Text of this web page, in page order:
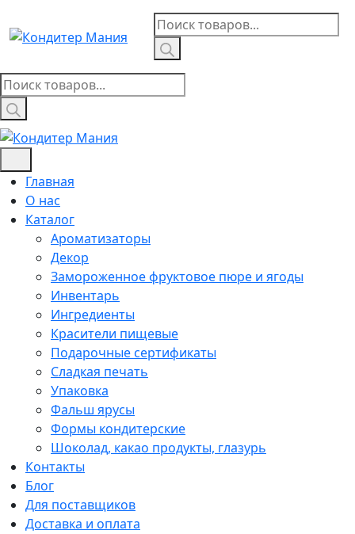
to
content
Поиск
товаров
Поиск
товаров
Главная
О нас
Каталог
Ароматизаторы
Декор
Замороженное фруктовое пюре и ягоды
Инвентарь
Ингредиенты
Красители пищевые
Подарочные сертификаты
Сладкая печать
Упаковка
Фальш ярусы
Формы кондитерские
Шоколад, какао продукты, глазурь
Контакты
Блог
Для поставщиков
Доставка и оплата